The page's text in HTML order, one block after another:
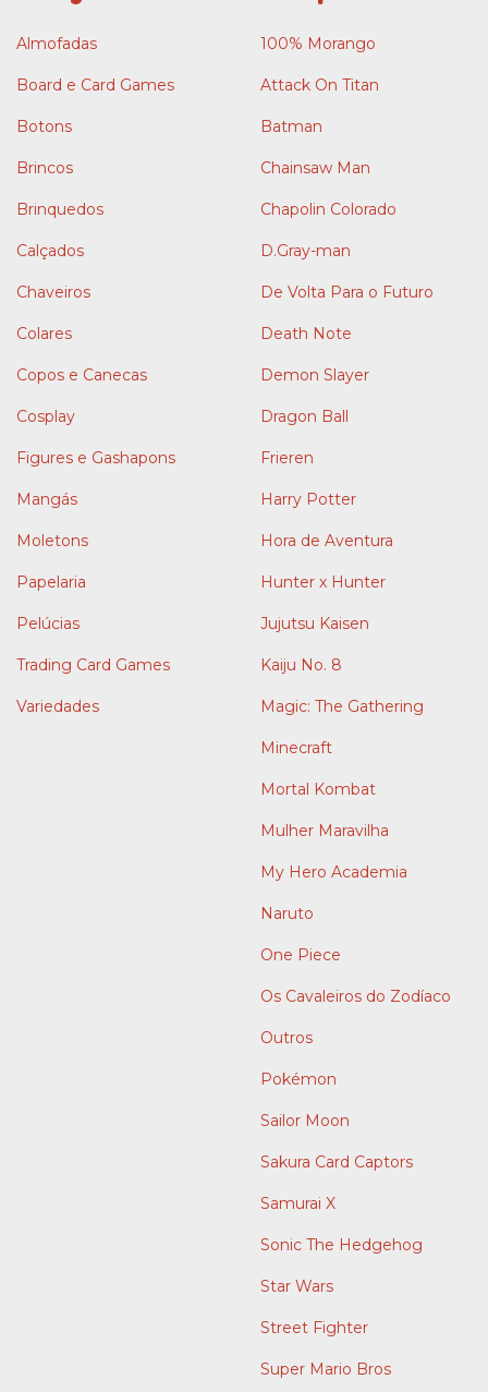
Almofadas
Board e Card Games
Botons
Brincos
Brinquedos
Calçados
Chaveiros
Colares
Copos e Canecas
Cosplay
Figures e Gashapons
Mangás
Moletons
Papelaria
Pelúcias
Trading Card Games
Variedades
100% Morango
Attack On Titan
Batman
Chainsaw Man
Chapolin Colorado
D.Gray-man
De Volta Para o Futuro
Death Note
Demon Slayer
Dragon Ball
Frieren
Harry Potter
Hora de Aventura
Hunter x Hunter
Jujutsu Kaisen
Kaiju No. 8
Magic: The Gathering
Minecraft
Mortal Kombat
Mulher Maravilha
My Hero Academia
Naruto
One Piece
Os Cavaleiros do Zodíaco
Outros
Pokémon
Sailor Moon
Sakura Card Captors
Samurai X
Sonic The Hedgehog
Star Wars
Street Fighter
Super Mario Bros